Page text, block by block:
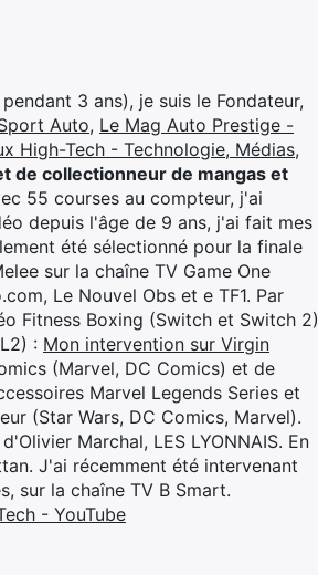
3 ans), je suis le Fondateur,
Auto, Le Mag Auto Prestige -
High-Tech - Technologie, Médias,
de collectionneur de mangas et
55 courses au compteur, j'ai
depuis l'âge de 9 ans, j'ai fait mes
été sélectionné pour la finale
sur la chaîne TV Game One
Le Nouvel Obs et e TF1. Par
Fitness Boxing (Switch et Switch 2)
: Mon intervention sur Virgin
(Marvel, DC Comics) et de
Marvel Legends Series et
(Star Wars, DC Comics, Marvel).
Marchal, LES LYONNAIS. En
J'ai récemment été intervenant
sur la chaîne TV B Smart.
- YouTube